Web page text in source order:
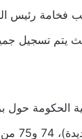
فخامة رئيس
يتم تسجيل
الحكومة حول